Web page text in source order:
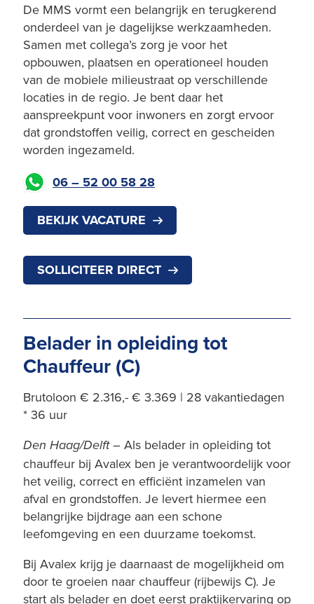
De MMS vormt een belangrijk en terugkerend
onderdeel van je dagelijkse werkzaamheden.
Samen met collega’s zorg je voor het
opbouwen, plaatsen en operationeel houden
van de mobiele milieustraat op verschillende
locaties in de regio. Je bent daar het
aanspreekpunt voor inwoners en zorgt ervoor
dat grondstoffen veilig, correct en gescheiden
worden ingezameld.
06 – 52 00 58 28
BEKIJK VACATURE
SOLLICITEER DIRECT
Belader in opleiding tot
Chauffeur (C)
Brutoloon € 2.316,- € 3.369 | 28 vakantiedagen
* 36 uur
Den Haag/Delft– Als belader in opleiding tot
chauffeur bij Avalex ben je verantwoordelijk voor
het veilig, correct en efficiënt inzamelen van
afval en grondstoffen. Je levert hiermee een
belangrijke bijdrage aan een schone
leefomgeving en een duurzame toekomst.
Bij Avalex krijg je daarnaast de mogelijkheid om
door te groeien naar chauffeur (rijbewijs C). Je
start als belader en doet eerst praktijkervaring op